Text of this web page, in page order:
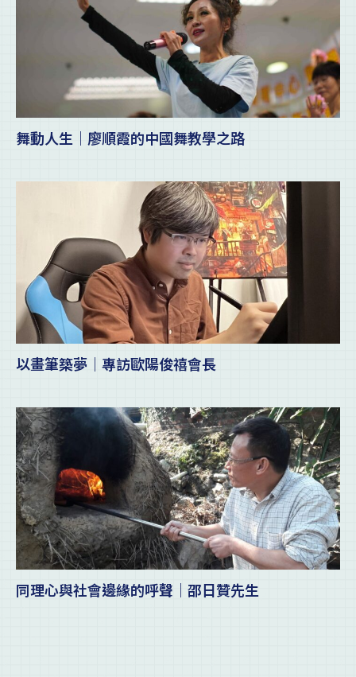
舞動人生｜廖順霞的中國舞教學之路
以畫筆築夢｜專訪歐陽俊禧會長
同理心與社會邊緣的呼聲｜邵日贊先生